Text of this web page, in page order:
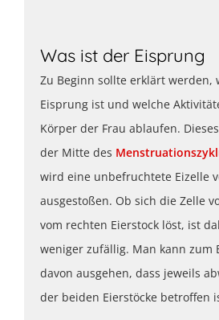
Was ist der Eisprung
Zu Beginn sollte erklärt werden,
Eisprung ist und welche
Körper der Frau ablaufen.
der Mitte des
wird eine unbefruchtete Eizelle
ausgestoßen. Ob sich die Zelle
vom rechten Eierstock löst, ist
weniger zufällig. Man kann zum
davon ausgehen, dass jeweils
der beiden Eierstöcke betroffen